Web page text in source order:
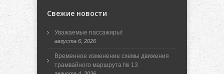
Свежие новости
Уважаемые пассажиры!
августа 6, 2026
Временное изменение схемы движения
трамвайного маршрута № 13